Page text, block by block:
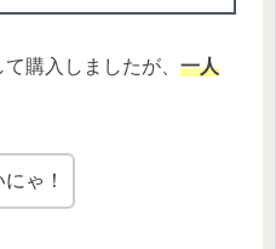
て購入しましたが、 一人
ゃ！